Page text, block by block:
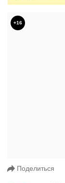
+16
Поделиться